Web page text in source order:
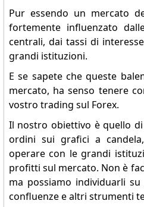
Pur essendo un mercato
fortemente influenzato
centrali, dai tassi di
grandi istituzioni.
E se sapete che queste
mercato, ha senso tenere
vostro trading sul Forex.
Il nostro obiettivo è quello
ordini sui grafici a
operare con le grandi
profitti sul mercato. Non è
ma possiamo individuarli
confluenze e altri strumenti